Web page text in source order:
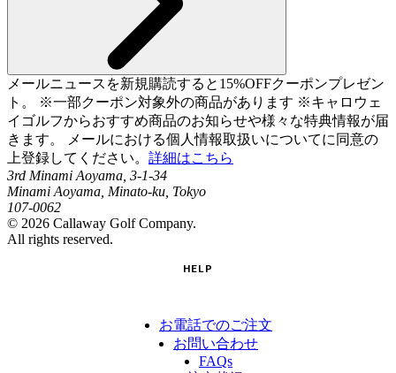
メールニュースを新規購読すると15%OFFクーポンプレゼン
ト。 ※一部クーポン対象外の商品があります ※キャロウェ
イゴルフからおすすめ商品のお知らせや様々な特典情報が届
きます。 メールにおける個人情報取扱いについてに同意の
上登録してください。 詳細はこちら
3rd Minami Aoyama, 3-1-34
Minami Aoyama, Minato-ku, Tokyo
107-0062
© 2026 Callaway Golf Company.
All rights reserved.
HELP
お電話でのご注文
お問い合わせ
FAQs